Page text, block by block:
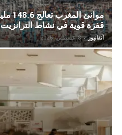
قفزة قوية في نشاط الترانزيت
آنفانيوز - 8 أغسطس، 2026